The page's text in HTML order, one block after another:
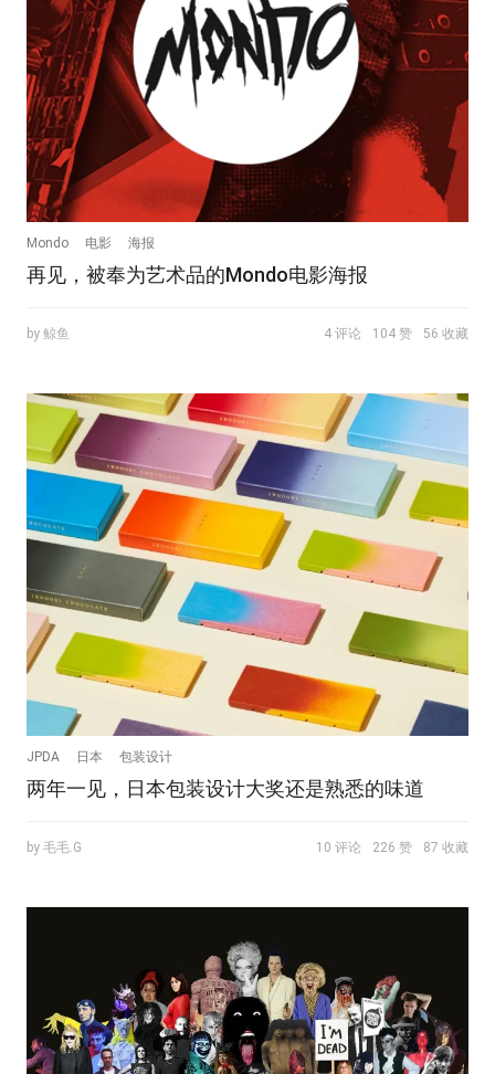
Mondo 电影 海报
再见，被奉为艺术品的Mondo电影海报
by 鲸鱼 4 评论 104 赞 56 收藏
JPDA 日本 包装设计
两年一见，日本包装设计大奖还是熟悉的味道
by 毛毛.G 10 评论 226 赞 87 收藏